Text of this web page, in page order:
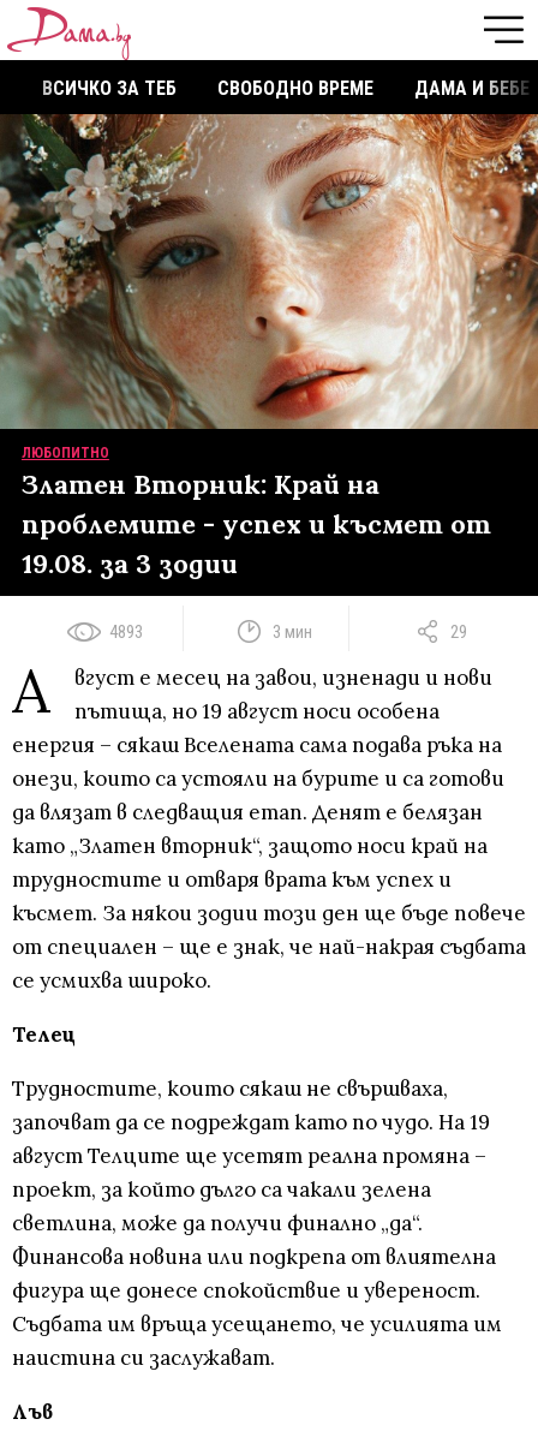
ВСИЧКО ЗА ТЕБ СВОБОДНО ВРЕМЕ ДАМА И БЕБЕ
ЛЮБОПИТНО
Златен Вторник: Край на
проблемите - успех и късмет от
19.08. за 3 зодии
4893 3 мин 29
А
вгуст е месец на завои, изненади и нови
пътища, но 19 август носи особена
енергия – сякаш Вселената сама подава ръка на
онези, които са устояли на бурите и са готови
да влязат в следващия етап. Денят е белязан
като „Златен вторник“, защото носи край на
трудностите и отваря врата към успех и
късмет. За някои зодии този ден ще бъде повече
от специален – ще е знак, че най-накрая съдбата
се усмихва широко.
Телец
Трудностите, които сякаш не свършваха,
започват да се подреждат като по чудо. На 19
август Телците ще усетят реална промяна –
проект, за който дълго са чакали зелена
светлина, може да получи финално „да“.
Финансова новина или подкрепа от влиятелна
фигура ще донесе спокойствие и увереност.
Съдбата им връща усещането, че усилията им
наистина си заслужават.
Лъв